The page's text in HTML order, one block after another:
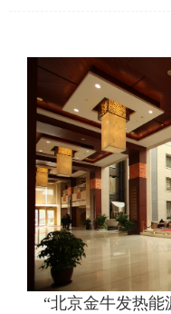
“北京金牛发热